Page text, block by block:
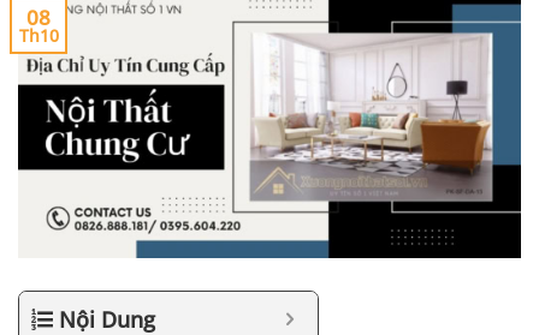
08
Th10
Nội Dung